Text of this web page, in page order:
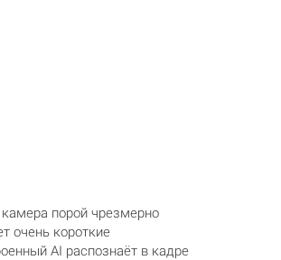
порой чрезмерно
очень короткие
AI распознаёт в кадре